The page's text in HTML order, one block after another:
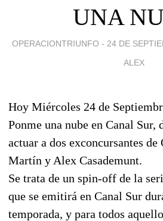
UNA
OPERACIONTRIUNFO - 24 DE
ALEX
Hoy Miércoles 24 de
Ponme una nube en Canal
actuar a dos exconcursantes
Martín y Alex Casademunt.
Se trata de un spin-off de la
que se emitirá en Canal Sur
temporada, y para todos